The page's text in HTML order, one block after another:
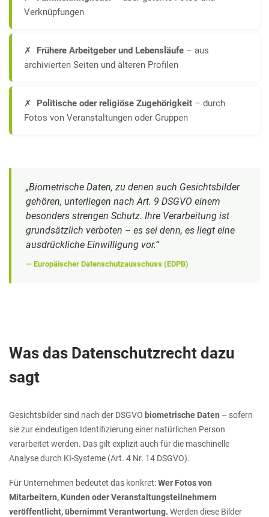
Verknüpfungen
✗ Frühere Arbeitgeber und Lebensläufe – aus
archivierten Seiten und älteren Profilen
✗ Politische oder religiöse Zugehörigkeit – durch
Fotos von Veranstaltungen oder Gruppen
„Biometrische Daten, zu denen auch Gesichtsbilder
gehören, unterliegen nach Art. 9 DSGVO einem
besonders strengen Schutz. Ihre Verarbeitung ist
grundsätzlich verboten – es sei denn, es liegt eine
ausdrückliche Einwilligung vor.“
— Europäischer Datenschutzausschuss (EDPB)
Was das Datenschutzrecht dazu
sagt
Gesichtsbilder sind nach der DSGVO biometrische Daten – sofern
sie zur eindeutigen Identifizierung einer natürlichen Person
verarbeitet werden. Das gilt explizit auch für die maschinelle
Analyse durch KI-Systeme (Art. 4 Nr. 14 DSGVO).
Für Unternehmen bedeutet das konkret:Wer Fotos von
Mitarbeitern, Kunden oder Veranstaltungsteilnehmern
veröffentlicht, übernimmt Verantwortung. Werden diese Bilder